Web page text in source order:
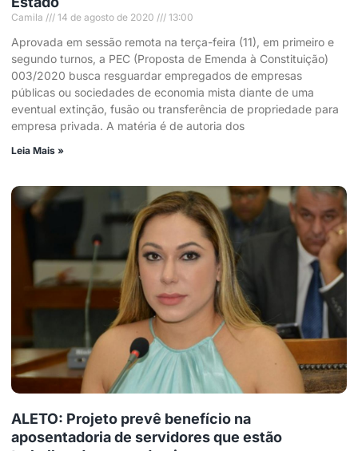
Camila 14 de agosto de 2020 13:00
Aprovada em sessão remota na terça-feira (11), em primeiro e
segundo turnos, a PEC (Proposta de Emenda à Constituição)
003/2020 busca resguardar empregados de empresas
públicas ou sociedades de economia mista diante de uma
eventual extinção, fusão ou transferência de propriedade para
empresa privada. A matéria é de autoria dos
Leia Mais »
ALETO: Projeto prevê benefício na
aposentadoria de servidores que estão